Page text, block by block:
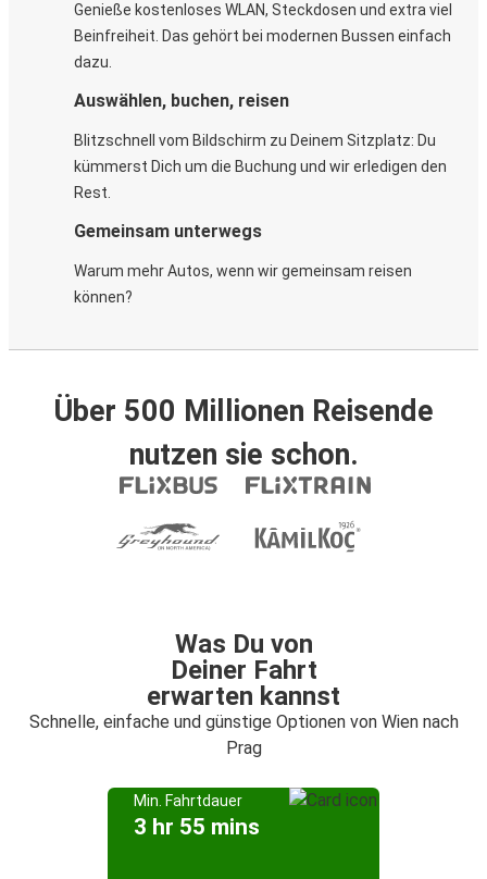
Genieße kostenloses WLAN, Steckdosen und extra viel
Beinfreiheit. Das gehört bei modernen Bussen einfach
dazu.
Auswählen, buchen, reisen
Blitzschnell vom Bildschirm zu Deinem Sitzplatz: Du
kümmerst Dich um die Buchung und wir erledigen den
Rest.
Gemeinsam unterwegs
Warum mehr Autos, wenn wir gemeinsam reisen
können?
Über 500 Millionen Reisende
nutzen sie schon.
Was Du von
Deiner Fahrt
erwarten kannst
Schnelle, einfache und günstige Optionen von Wien nach
Prag
Min. Fahrtdauer
3 hr 55 mins